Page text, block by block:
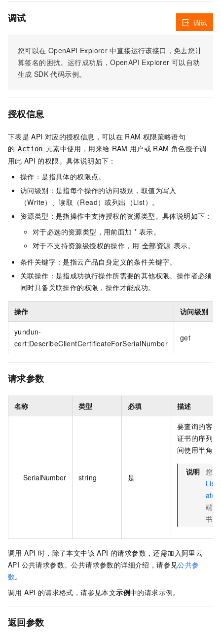
调试
您可以在 OpenAPI Explorer 中直接运行该接口，免去您计
算签名的困扰。运行成功后，OpenAPI Explorer 可以自动
生成 SDK 代码示例。
调试
授权信息
下表是 API 对应的授权信息，可以在 RAM 权限策略语句
的 Action 元素中使用，用来给 RAM 用户或 RAM 角色授予调
用此 API 的权限。具体说明如下：
操作：是指具体的权限点。
访问级别：是指每个操作的访问级别，取值为写入
（Write）、读取（Read）或列出（List）。
资源类型：是指操作中支持授权的资源类型。具体说明如下：
对于必选的资源类型，用前面加 * 表示。
对于不支持资源级授权的操作，用 全部资源 表示。
条件关键字：是指云产品自身定义的条件关键字。
关联操作：是指成功执行操作所需要的其他权限。操作者必须
同时具备关联操作的权限，操作才能成功。
操作 访问级别
yundun-
cert:DescribeClientCertificateForSerialNumber
get
请求参数
名称 类型 必填 描述
SerialNumber string 是
要查询的客
证书的序列
间使用半角
说明 您
ate
端
书
调用 API 时，除了本文中该 API 的请求参数，还需加入阿里云
API 公共请求参数。公共请求参数的详细介绍，请参见公共参
数。
调用 API 的请求格式，请参见本文示例中的请求示例。
返回参数